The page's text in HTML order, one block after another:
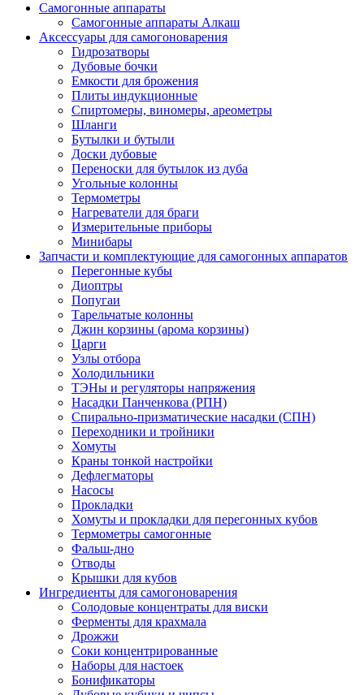
Самогонные аппараты
Самогонные аппараты Алкаш
Аксессуары для самогоноварения
Гидрозатворы
Дубовые бочки
Емкости для брожения
Плиты индукционные
Спиртомеры, виномеры, ареометры
Шланги
Бутылки и бутыли
Доски дубовые
Переноски для бутылок из дуба
Угольные колонны
Термометры
Нагреватели для браги
Измерительные приборы
Минибары
Запчасти и комплектующие для самогонных аппаратов
Перегонные кубы
Диоптры
Попугаи
Тарельчатые колонны
Джин корзины (арома корзины)
Царги
Узлы отбора
Холодильники
ТЭНы и регуляторы напряжения
Насадки Панченкова (РПН)
Спирально-призматические насадки (СПН)
Переходники и тройники
Хомуты
Краны тонкой настройки
Дефлегматоры
Насосы
Прокладки
Хомуты и прокладки для перегонных кубов
Термометры самогонные
Фальш-дно
Отводы
Крышки для кубов
Ингредиенты для самогоноварения
Солодовые концентраты для виски
Ферменты для крахмала
Дрожжи
Cоки концентрированные
Наборы для настоек
Бонификаторы